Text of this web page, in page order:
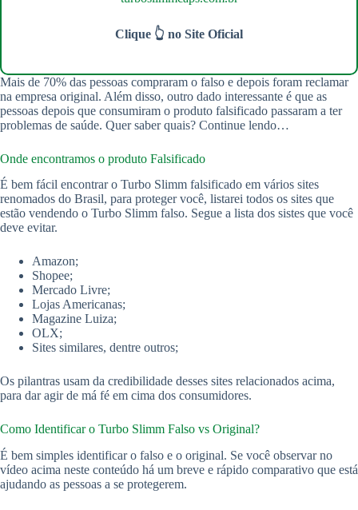
Clique 👆 no Site Oficial
Mais de 70% das pessoas compraram o falso e depois foram reclamar
na empresa original. Além disso, outro dado interessante é que as
pessoas depois que consumiram o produto falsificado passaram a ter
problemas de saúde. Quer saber quais? Continue lendo…
Onde encontramos o produto Falsificado
É bem fácil encontrar o Turbo Slimm falsificado em vários sites
renomados do Brasil, para proteger você, listarei todos os sites que
estão vendendo o Turbo Slimm falso. Segue a lista dos sistes que você
deve evitar.
Amazon;
Shopee;
Mercado Livre;
Lojas Americanas;
Magazine Luiza;
OLX;
Sites similares, dentre outros;
Os pilantras usam da credibilidade desses sites relacionados acima,
para dar agir de má fé em cima dos consumidores.
Como Identificar o Turbo Slimm Falso vs Original?
É bem simples identificar o falso e o original. Se você observar no
vídeo acima neste conteúdo há um breve e rápido comparativo que está
ajudando as pessoas a se protegerem.